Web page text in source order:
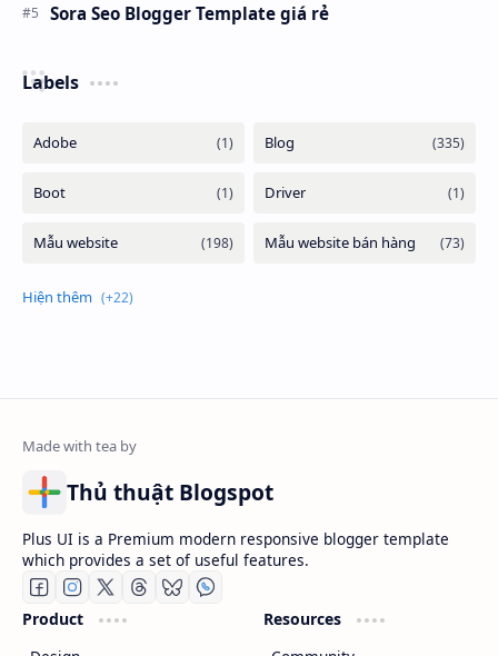
Sora Seo Blogger Template giá rẻ
Labels
Thủ thuật Blogspot
Plus UI is a Premium modern responsive blogger template
which provides a set of useful features.
Product
Resources